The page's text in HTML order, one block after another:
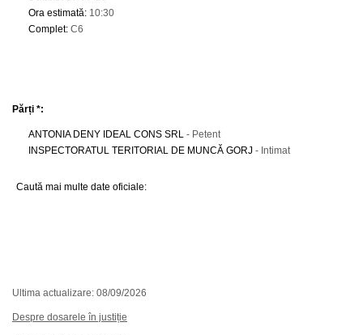
Ora estimată: 10:30
Complet: C6
Părți *:
ANTONIA DENY IDEAL CONS SRL - Petent
INSPECTORATUL TERITORIAL DE MUNCĂ GORJ - Intimat
Caută mai multe date oficiale:
Ultima actualizare: 08/09/2026
Despre dosarele în justiție